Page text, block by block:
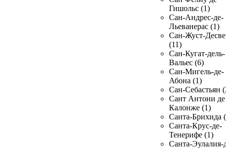
Гишольс (1)
Сан-Андрес-де-
Льеванерас (1)
Сан-Жуст-
(11)
Сан-Кугат-дель-
Вальес (6)
Сан-Мигель-де-
Абона (1)
Сан-Себастьян
Сант Антони де
Калонже (1)
Санта-Брихида
Санта-Крус-де-
Тенерифе (1)
Санта-Эулалия-